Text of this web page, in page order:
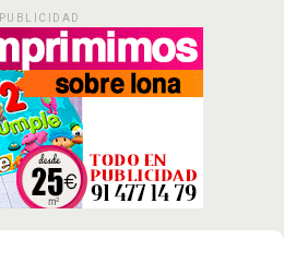
PUBLICIDAD